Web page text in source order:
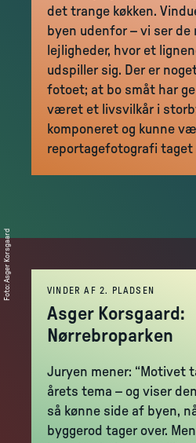
det trange køkken.
byen udenfor – vi ser de
lejligheder, hvor et
udspiller sig. Der er
fotoet; at bo småt har
været et livsvilkår i
komponeret og kunne
reportagefotografi taget
Foto
:
Asger Korsgaard
VINDER AF 2. PLADSEN
Asger Korsgaard:
Nørrebroparken
Juryen mener: “Motivet
årets tema – og viser
så kønne side af byen,
byggerod tager over.